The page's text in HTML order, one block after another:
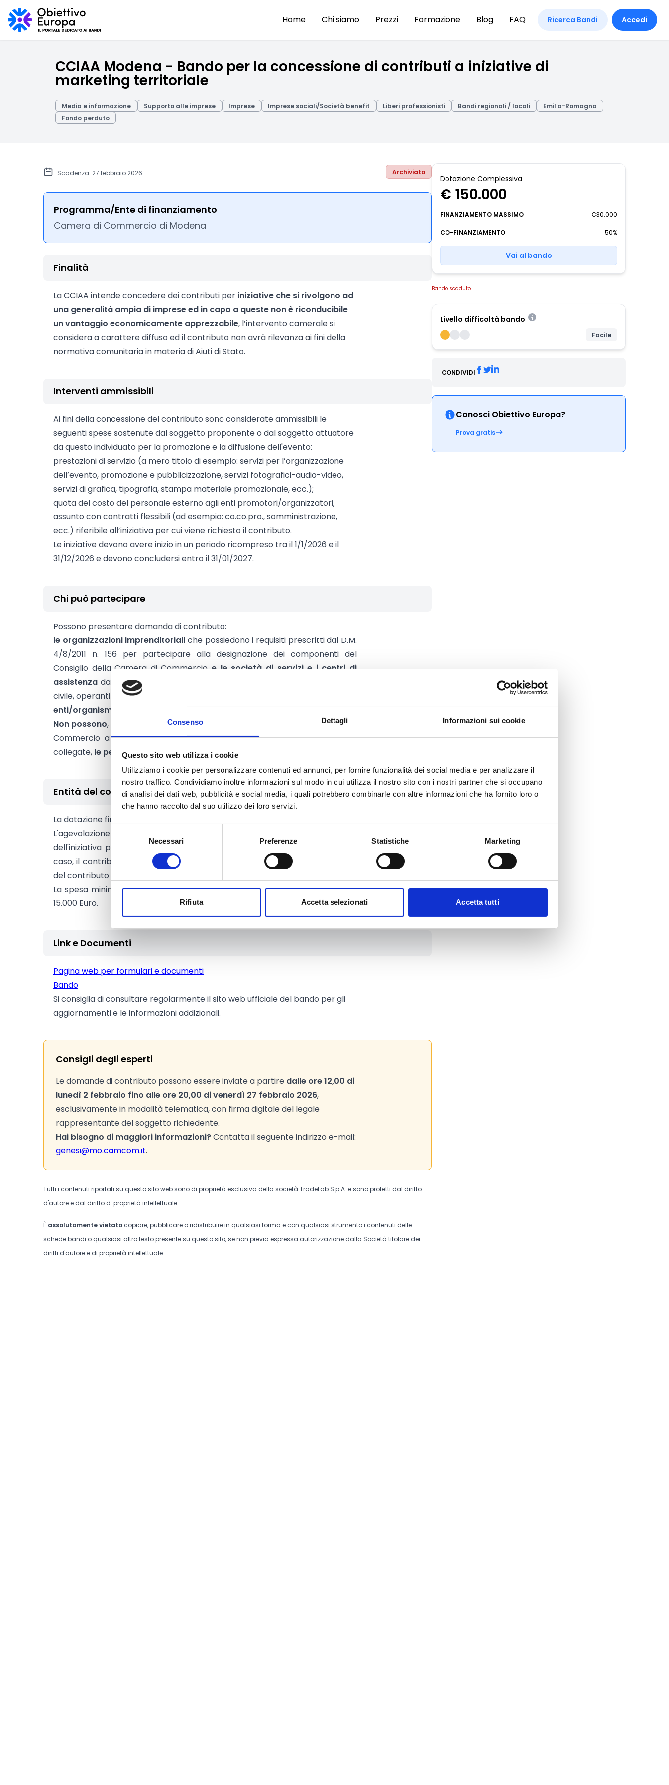
Consenso Dettagli Informazioni sui cookie
Questo sito web utilizza i cookie
Utilizziamo i cookie per personalizzare contenuti ed annunci, per fornire funzionalità dei social media e per analizzare il
nostro traffico. Condividiamo inoltre informazioni sul modo in cui utilizza il nostro sito con i nostri partner che si occupano
di analisi dei dati web, pubblicità e social media, i quali potrebbero combinarle con altre informazioni che ha fornito loro o
che hanno raccolto dal suo utilizzo dei loro servizi.
Necessari Preferenze Statistiche Marketing
Rifiuta Accetta selezionati Accetta tutti
Home Chi siamo Prezzi Formazione Blog FAQ Ricerca Bandi Accedi
CCIAA Modena - Bando per la concessione di contributi a iniziative di
marketing territoriale
Media e informazione Supporto alle imprese Imprese Imprese sociali/Società benefit Liberi professionisti Bandi regionali / locali
Emilia-Romagna
Fondo perduto
Scadenza: 27 febbraio 2026 Archiviato
Programma/Ente di finanziamento
Camera di Commercio di Modena
Finalità
La CCIAA intende concedere dei contributi per iniziative che si rivolgono ad
una generalità ampia di imprese ed in capo a queste non è riconducibile
un vantaggio economicamente apprezzabile, l’intervento camerale si
considera a carattere diffuso ed il contributo non avrà rilevanza ai fini della
normativa comunitaria in materia di Aiuti di Stato.
Interventi ammissibili
Ai fini della concessione del contributo sono considerate ammissibili le
seguenti spese sostenute dal soggetto proponente o dal soggetto attuatore
da questo individuato per la promozione e la diffusione dell'evento:
prestazioni di servizio (a mero titolo di esempio: servizi per l’organizzazione
dell’evento, promozione e pubblicizzazione, servizi fotografici-audio-video,
servizi di grafica, tipografia, stampa materiale promozionale, ecc.);
quota del costo del personale esterno agli enti promotori/organizzatori,
assunto con contratti flessibili (ad esempio: co.co.pro., somministrazione,
ecc.) riferibile all’iniziativa per cui viene richiesto il contributo.
Le iniziative devono avere inizio in un periodo ricompreso tra il 1/1/2026 e il
31/12/2026 e devono concludersi entro il 31/01/2027.
Chi può partecipare
Possono presentare domanda di contributo:
le organizzazioni imprenditoriali che possiedono i requisiti prescritti dal D.M.
4/8/2011 n. 156 per partecipare alla designazione dei componenti del
Consiglio della Camera di Commercioe le società di servizi e i centri di
assistenza da esse controllati e/o collegati ai sensi dell'art. 2359 del codice
civile, operanti a favore delle imprese della provincia di Modena;
enti/organismi di promozione territoriale.
Non possono, in nessun caso,essere beneficiari
di contributi della Camera di
Commercio a qualsiasi titoloi partiti politicie le associazioni agli stessi
collegate, le persone fisiche, i professionisti e gli enti pubblici
Entità del contributo
La dotazione finanziaria complessiva ammonta a
L'agevolazione consiste in un contributo pari al 50% del costo complessivo
dell'iniziativa purché ammissibile, con un massimale di30.000 Euro
caso, il contributo non potrà essere superiore al disavanzo previsto al netto
del contributo camerale.
La spesa minima ammissibile da parte del soggetto organizzatore è pari ad
15.000 Euro.
Link e Documenti
Pagina web per formulari e documenti
Bando
Si consiglia di consultare regolarmente il sito web ufficiale del bando per gli
aggiornamenti e le informazioni addizionali.
Consigli degli esperti
Le domande di contributo possono essere inviate a partire dalle ore 12,00 di
lunedì 2 febbraio fino alle ore 20,00 di venerdì 27 febbraio 2026,
esclusivamente in modalità telematica, con firma digitale del legale
rappresentante del soggetto richiedente.
Hai bisogno di maggiori informazioni?Contatta il seguente indirizzo e-mail:
genesi@mo.camcom.it.
Tutti i contenuti riportati su questo sito web sono di proprietà esclusiva della società TradeLab S.p.A. e sono protetti dal diritto
d'autore e dal diritto di proprietà intellettuale.
È assolutamente vietato copiare, pubblicare o ridistribuire in qualsiasi forma e con qualsiasi strumento i contenuti delle
schede bandi o qualsiasi altro testo presente su questo sito, se non previa espressa autorizzazione dalla Società titolare dei
diritti d'autore e di proprietà intellettuale.
Dotazione Complessiva
€ 150.000
FINANZIAMENTO MASSIMO €30.000
CO-FINANZIAMENTO 50%
Vai al bando
Bando scaduto
Livello difficoltà bando
Facile
CONDIVIDI
Conosci Obiettivo Europa?
Prova gratis